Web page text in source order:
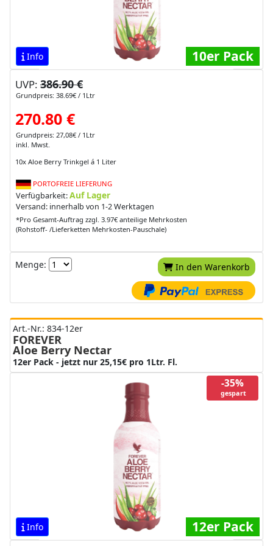
Info 10er Pack
UVP: 386.90 €
Grundpreis: 38.69€ / 1Ltr
270.80 €
Grundpreis: 27,08€ / 1Ltr
inkl. Mwst.
10x Aloe Berry Trinkgel á 1 Liter
PORTOFREIE LIEFERUNG
Verfügbarkeit:Auf Lager
Versand: innerhalb von 1-2 Werktagen
*Pro Gesamt-Auftrag zzgl. 3.97€ anteilige Mehrkosten
(Rohstoff- /Lieferketten Mehrkosten-Pauschale)
Menge: In den Warenkorb
Art.-Nr.: 834-12er
FOREVER
Aloe Berry Nectar
12er Pack - jetzt nur 25,15€ pro 1Ltr. Fl.
-35%
gespart
Info 12er Pack